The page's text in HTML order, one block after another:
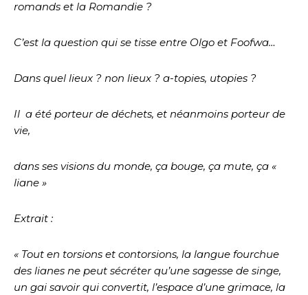
romands et la Romandie ?
C’est la question qui se tisse entre Olgo et Foofwa…
Dans quel lieux ? non lieux ? a-topies, utopies ?
Il a été porteur de déchets, et néanmoins porteur de
vie,
dans ses visions du monde, ça bouge, ça mute, ça «
liane »
Extrait :
« Tout en torsions et contorsions, la langue fourchue
des lianes ne peut sécréter qu’une sagesse de singe,
un gai savoir qui convertit, l’espace d’une grimace, la